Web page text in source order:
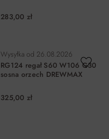
283,00 zł
Wysyłka od 26.08.2026
RG124 regał S60 W106 G30
sosna orzech DREWMAX
325,00 zł